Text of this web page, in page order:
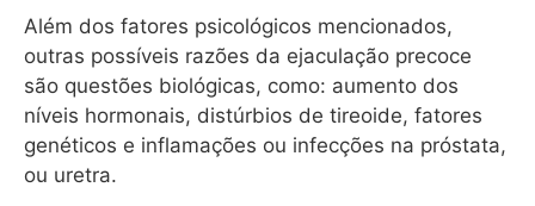
Além dos fatores psicológicos mencionados,
outras possíveis razões da ejaculação precoce
são questões biológicas, como: aumento dos
níveis hormonais, distúrbios de tireoide, fatores
genéticos e inflamações ou infecções na próstata,
ou uretra.